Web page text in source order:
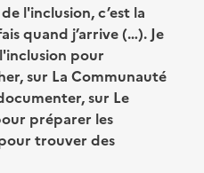
l'inclusion, c’est la
quand j’arrive (…). Je
pour
sur La Communauté
sur Le
préparer les
trouver des